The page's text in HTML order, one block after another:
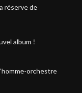
réserve de
album !
orchestre